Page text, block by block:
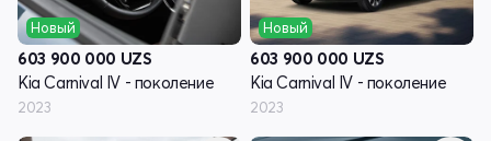
Новый
603 900 000 UZS
Kia Carnival IV - поколение
2023
Новый
603 900 000 UZS
Kia Carnival IV - поколение
2023